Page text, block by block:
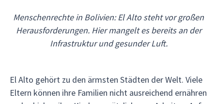
Menschenrechte in Bolivien: El Alto steht vor großen
Herausforderungen. Hier mangelt es bereits an der
Infrastruktur und gesunder Luft.
El Alto gehört zu den ärmsten Städten der Welt. Viele
Eltern können ihre Familien nicht ausreichend ernähren